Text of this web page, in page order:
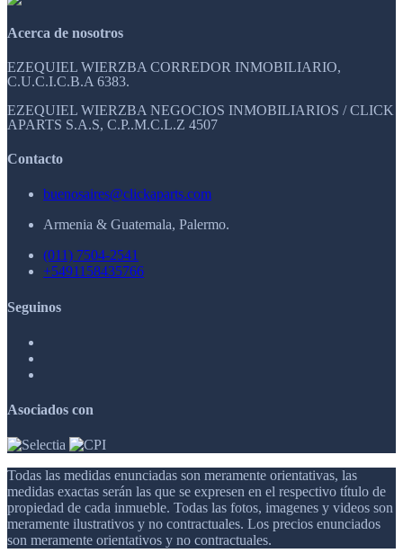
Acerca de nosotros
EZEQUIEL WIERZBA CORREDOR INMOBILIARIO,
C.U.C.I.C.B.A 6383.
EZEQUIEL WIERZBA NEGOCIOS INMOBILIARIOS / CLICK
APARTS S.A.S, C.P..M.C.L.Z 4507
Contacto
buenosaires@clickaparts.com
Armenia & Guatemala, Palermo.
(011) 7504-2541
+5491158435766
Seguinos
Asociados con
Todas las medidas enunciadas son meramente orientativas, las
medidas exactas serán las que se expresen en el respectivo título de
propiedad de cada inmueble. Todas las fotos, imagenes y videos son
meramente ilustrativos y no contractuales. Los precios enunciados
son meramente orientativos y no contractuales.